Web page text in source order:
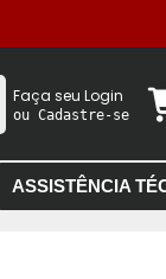
Faça seu Login
ou Cadastre-se
ASSISTÊNCIA